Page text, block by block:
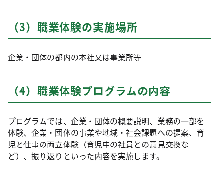
（3）職業体験の実施場所
企業・団体の都内の本社又は事業所等
（4）職業体験プログラムの内容
プログラムでは、企業・団体の概要説明、業務の一部を
体験、企業・団体の事業や地域・社会課題への提案、育
児と仕事の両立体験（育児中の社員との意見交換な
ど）、振り返りといった内容を実施します。